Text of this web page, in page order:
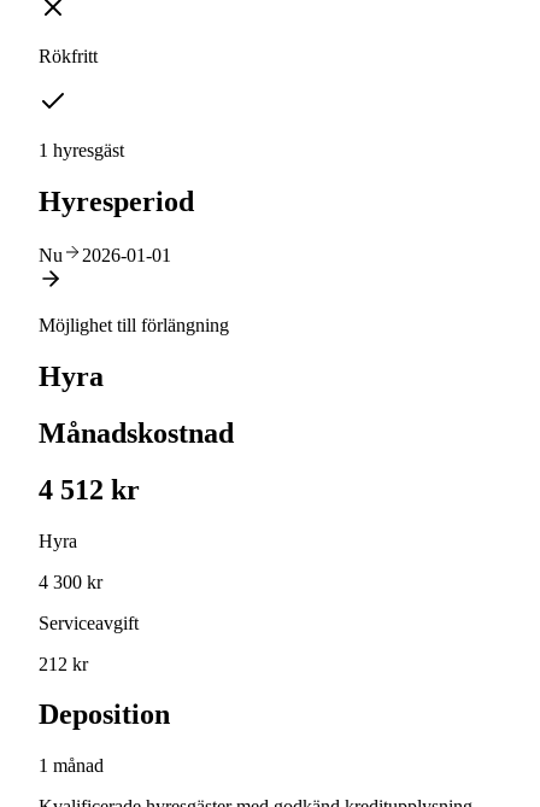
Rökfritt
1 hyresgäst
Hyresperiod
Nu 2026-01-01
Möjlighet till förlängning
Hyra
Månadskostnad
4 512 kr
Hyra
4 300 kr
Serviceavgift
212 kr
Deposition
1 månad